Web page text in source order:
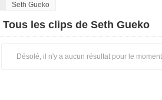
Seth Gueko
Tous les clips de Seth Gueko
Désolé, il n'y a aucun résultat pour le moment